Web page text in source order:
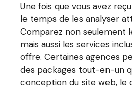
Une fois que vous avez
le temps de les analyser
Comparez non seulement
mais aussi les services
offre. Certaines agences
des packages tout-en-un
conception du site web, le